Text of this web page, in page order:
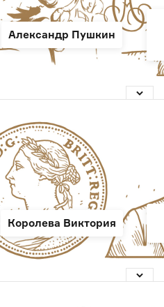
Александр Пушкин
Королева Виктория